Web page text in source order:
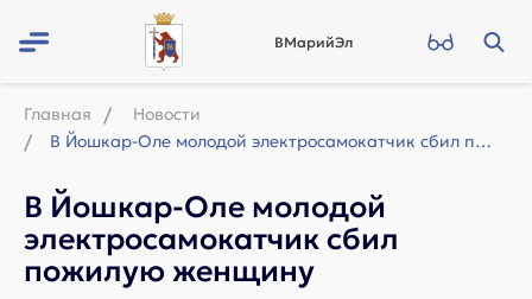
ВМарийЭл
Главная
Новости
В Йошкар-Оле молодой электросамокатчик сбил пожилую женщину
В Йошкар-Оле молодой
электросамокатчик сбил
пожилую женщину